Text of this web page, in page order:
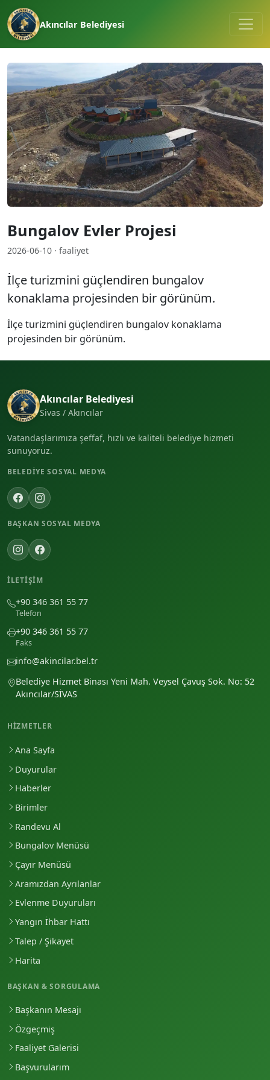
Akıncılar Belediyesi
Bungalov Evler Projesi
2026-06-10 · faaliyet
İlçe turizmini güçlendiren bungalov
konaklama projesinden bir görünüm.
İlçe turizmini güçlendiren bungalov konaklama
projesinden bir görünüm.
Akıncılar Belediyesi
Sivas / Akıncılar
Vatandaşlarımıza şeffaf, hızlı ve kaliteli belediye hizmeti
sunuyoruz.
BELEDIYE SOSYAL MEDYA
BAŞKAN SOSYAL MEDYA
İLETIŞIM
+90 346 361 55 77
Telefon
+90 346 361 55 77
Faks
info@akincilar.bel.tr
Belediye Hizmet Binası Yeni Mah. Veysel Çavuş Sok. No: 52
Akıncılar/SİVAS
HIZMETLER
Ana Sayfa
Duyurular
Haberler
Birimler
Randevu Al
Bungalov Menüsü
Çayır Menüsü
Aramızdan Ayrılanlar
Evlenme Duyuruları
Yangın İhbar Hattı
Talep / Şikayet
Harita
BAŞKAN & SORGULAMA
Başkanın Mesajı
Özgeçmiş
Faaliyet Galerisi
Başvurularım